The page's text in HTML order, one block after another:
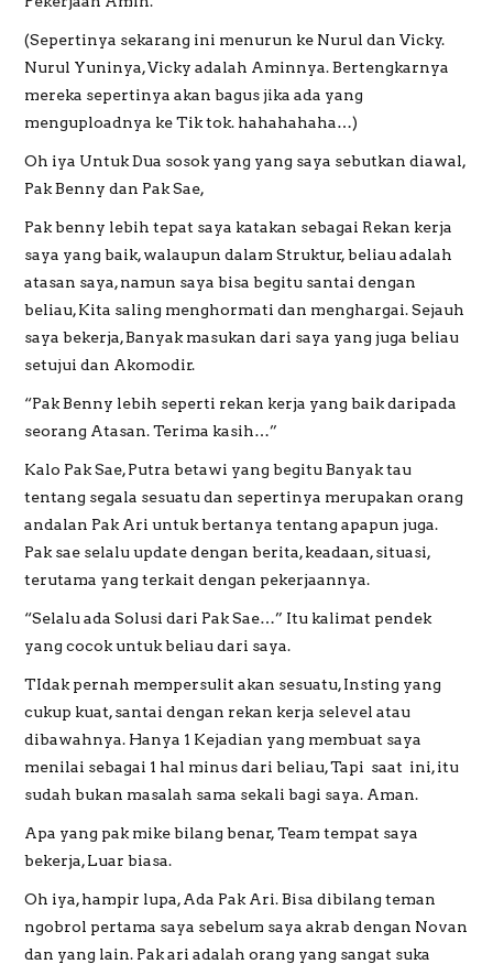
(Sepertinya sekarang ini menurun ke Nurul dan Vicky.
Nurul Yuninya, Vicky adalah Aminnya. Bertengkarnya
mereka sepertinya akan bagus jika ada yang
menguploadnya ke Tik tok. hahahahaha…)
Oh iya Untuk Dua sosok yang yang saya sebutkan diawal,
Pak Benny dan Pak Sae,
Pak benny lebih tepat saya katakan sebagai Rekan kerja
saya yang baik, walaupun dalam Struktur, beliau adalah
atasan saya, namun saya bisa begitu santai dengan
beliau, Kita saling menghormati dan menghargai. Sejauh
saya bekerja, Banyak masukan dari saya yang juga beliau
setujui dan Akomodir.
“Pak Benny lebih seperti rekan kerja yang baik daripada
seorang Atasan. Terima kasih…”
Kalo Pak Sae, Putra betawi yang begitu Banyak tau
tentang segala sesuatu dan sepertinya merupakan orang
andalan Pak Ari untuk bertanya tentang apapun juga.
Pak sae selalu update dengan berita, keadaan, situasi,
terutama yang terkait dengan pekerjaannya.
“Selalu ada Solusi dari Pak Sae…” Itu kalimat pendek
yang cocok untuk beliau dari saya.
TIdak pernah mempersulit akan sesuatu, Insting yang
cukup kuat, santai dengan rekan kerja selevel atau
dibawahnya. Hanya 1 Kejadian yang membuat saya
menilai sebagai 1 hal minus dari beliau, Tapi saat ini, itu
sudah bukan masalah sama sekali bagi saya. Aman.
Apa yang pak mike bilang benar, Team tempat saya
bekerja, Luar biasa.
Oh iya, hampir lupa, Ada Pak Ari. Bisa dibilang teman
ngobrol pertama saya sebelum saya akrab dengan Novan
dan yang lain. Pak ari adalah orang yang sangat suka